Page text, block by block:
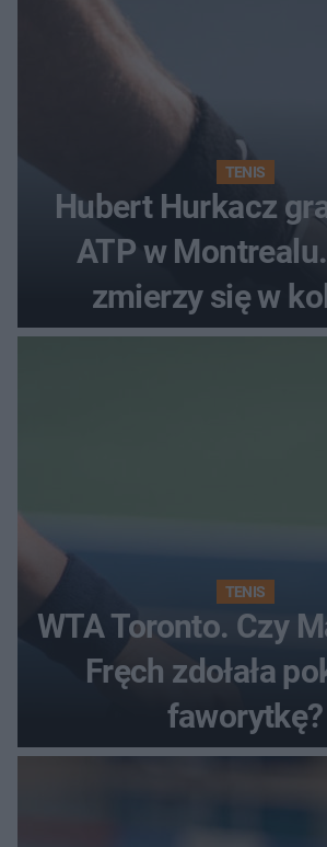
TENIS
Hubert Hurkacz
ATP w
zmierzy się w
rundzie?
TENIS
WTA Toronto. Czy
Fręch zdołała
faworytkę?